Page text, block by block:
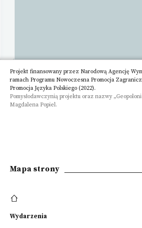
14
Adres
email
info@uken.krakow.pl
Strona
www
Komisji
w&nbsp;Krakowie
powołany
Projekt finansowany przez Narodową Agencję
ramach Programu Nowoczesna Promocja
Promocja Języka Polskiego (2022).
Pomysłodawczynią projektu oraz nazwy
Magdalena Popiel.
Mapa strony
Wydarzenia